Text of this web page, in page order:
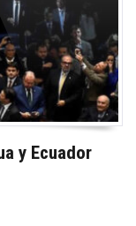
y Ecuador